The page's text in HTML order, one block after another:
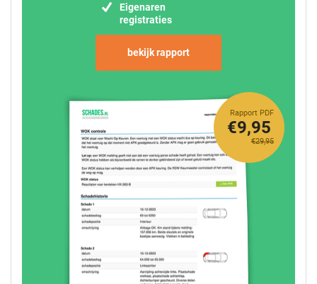
Eigenaren
registraties
bekijk rapport
Rapport PDF
€29,95
€9,95